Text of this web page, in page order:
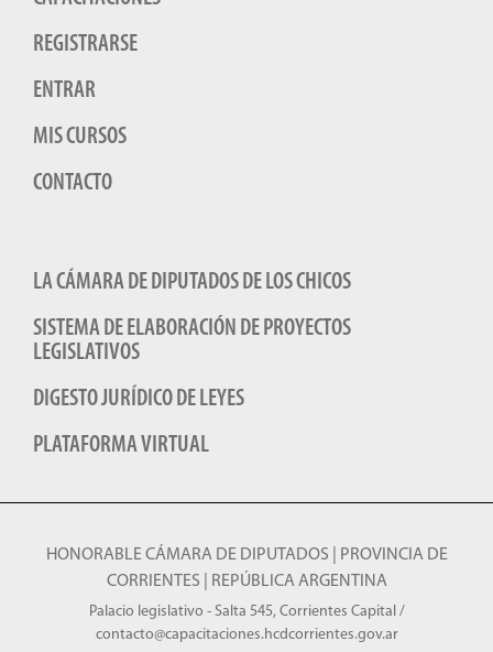
REGISTRARSE
ENTRAR
MIS CURSOS
CONTACTO
LA CÁMARA DE DIPUTADOS DE LOS CHICOS
SISTEMA DE ELABORACIÓN DE PROYECTOS
LEGISLATIVOS
DIGESTO JURÍDICO DE LEYES
PLATAFORMA VIRTUAL
HONORABLE CÁMARA DE DIPUTADOS | PROVINCIA DE
CORRIENTES | REPÚBLICA ARGENTINA
Palacio legislativo - Salta 545, Corrientes Capital /
contacto@capacitaciones.hcdcorrientes.gov.ar